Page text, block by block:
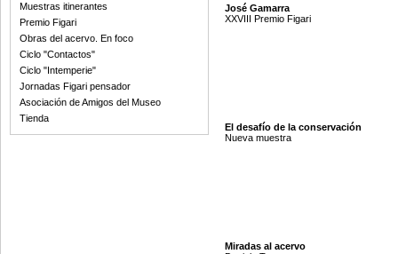
Muestras itinerantes
Premio Figari
Obras del acervo. En foco
Ciclo "Contactos"
Ciclo "Intemperie"
Jornadas Figari pensador
Asociación de Amigos del Museo
Tienda
José Gamarra
XXVIII Premio Figari
El desafío de la conservación
Nueva muestra
Miradas al acervo